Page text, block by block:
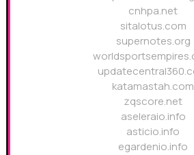
cnhpa.net
sitalotus.com
supernotes.org
katamastah.com
zqscore.net
aseleraio.info
asticio.info
egardenio.info